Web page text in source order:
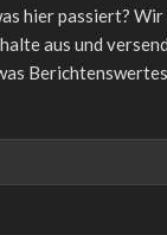
hier passiert? Wir
aus und